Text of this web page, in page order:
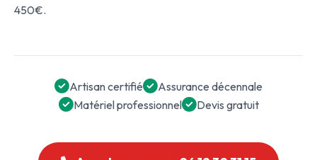
450€.
Artisan certifié
Assurance décennale
Matériel professionnel
Devis gratuit